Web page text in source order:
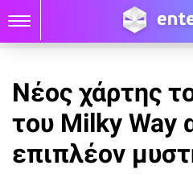
Νέος χάρτης
του Milky Way
επιπλέον